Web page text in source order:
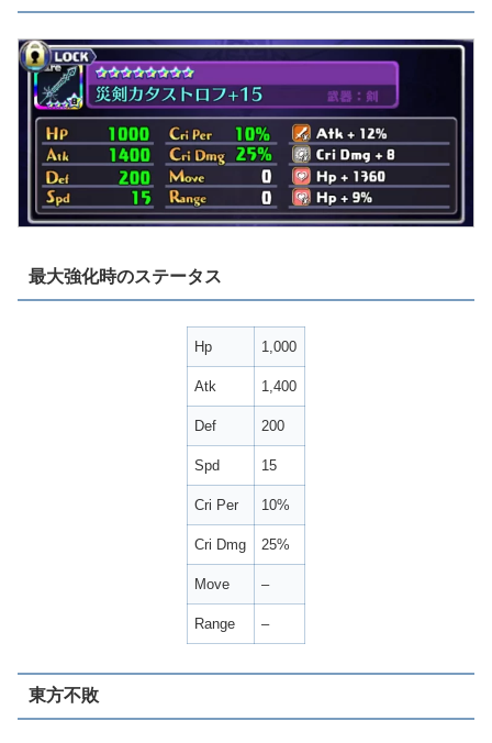
最大強化時のステータス
Hp 1,000
Atk 1,400
Def 200
Spd 15
Cri Per 10%
Cri Dmg 25%
Move –
Range –
東方不敗